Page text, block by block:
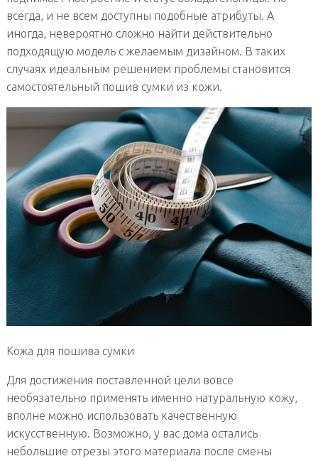
всегда, и не всем доступны подобные атрибуты. А
иногда, невероятно сложно найти действительно
подходящую модель с желаемым дизайном. В таких
случаях идеальным решением проблемы становится
самостоятельный пошив сумки из кожи.
Кожа для пошива сумки
Для достижения поставленной цели вовсе
необязательно применять именно натуральную кожу,
вполне можно использовать качественную
искусственную. Возможно, у вас дома остались
небольшие отрезы этого материала после смены